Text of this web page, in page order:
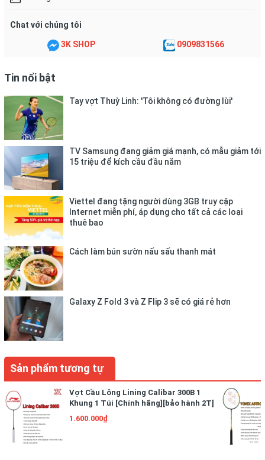
Quốc.
Chat với chúng tôi
3K SHOP 0909831566
Tin nổi bật
Tay vợt Thuỳ Linh: 'Tôi không có đường lùi'
TV Samsung đang giảm giá mạnh, có mẫu giảm tới
15 triệu để kích cầu đầu năm
Viettel đang tặng người dùng 3GB truy cập
Internet miễn phí, áp dụng cho tất cả các loại
thuê bao
Cách làm bún sườn nấu sấu thanh mát
Galaxy Z Fold 3 và Z Flip 3 sẽ có giá rẻ hơn
Sản phẩm tương tự
Vợt Cầu Lông Lining Calibar 300B 1
Khung 1 Túi [Chính hãng][bảo hành 2T]
1.600.000₫